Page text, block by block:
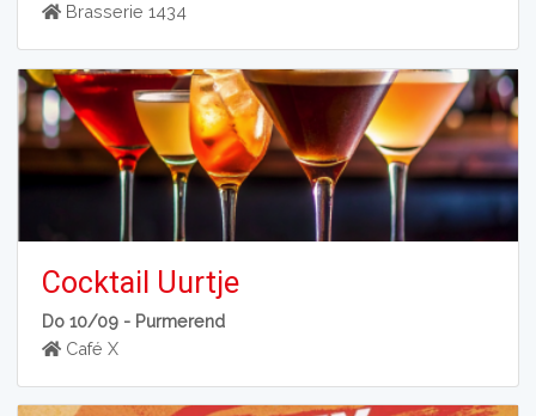
Brasserie 1434
Cocktail Uurtje
Do 10/09 - Purmerend
Café X